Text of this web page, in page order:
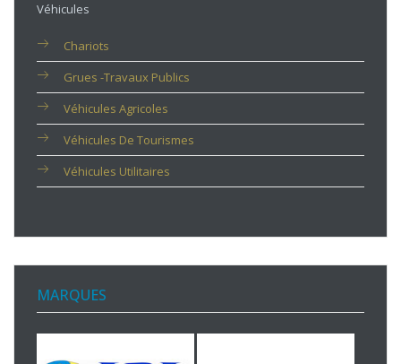
Véhicules
Chariots
Grues -travaux Publics
Véhicules Agricoles
Véhicules De Tourismes
Véhicules Utilitaires
MARQUES